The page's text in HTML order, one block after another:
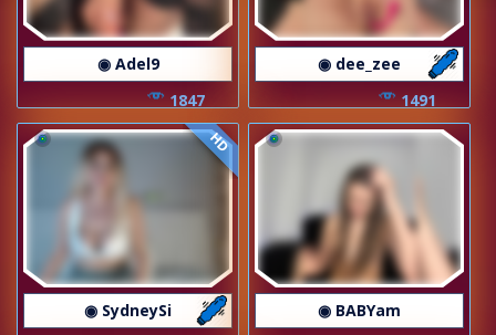
◉ Adel9
1847
◉ dee_zee
1491
HD
◉ SydneySi
◉ BABYam